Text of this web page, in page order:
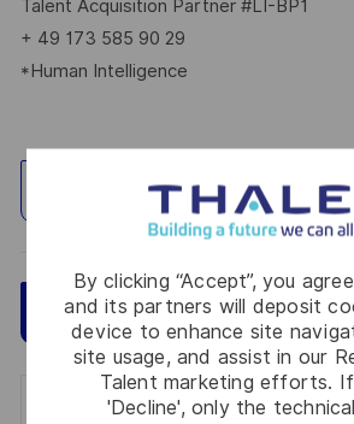
By clicking “Accept”, you
and its partners will deposit
device to enhance site
site usage, and assist in our
Talent marketing efforts.
'Decline', only the
Talent Acquisition Partner #LI-BP1
+ 49 173 585 90 29
*Human Intelligence
Explore Location
Apply Now Save
Get notified for similar